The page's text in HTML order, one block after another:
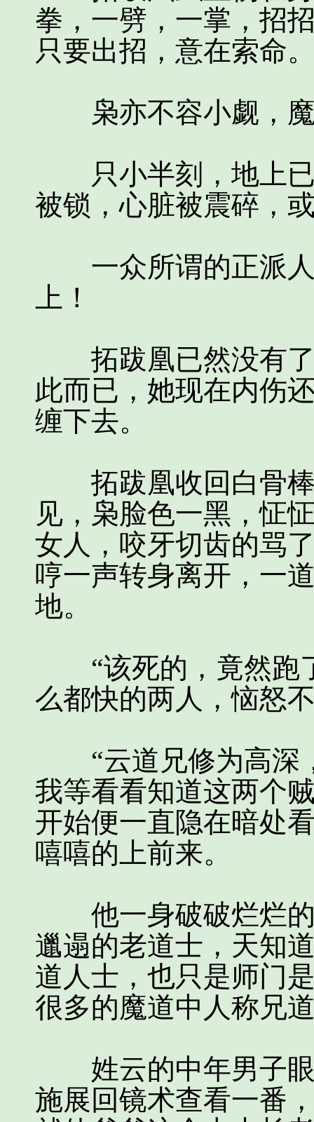
拳，一劈，一掌，招
只要出招，意在索命
枭亦不容小觑，魔
只小半刻，地上已
被锁，心脏被震碎，
一众所谓的正派人
上！
拓跋凰已然没有了
此而已，她现在内伤
缠下去。
拓跋凰收回白骨棒
见，枭脸色一黑，怔
女人，咬牙切齿的骂
哼一声转身离开，一
地。
“该死的，竟然跑
么都快的两人，恼怒
“云道兄修为高深
我等看看知道这两个
开始便一直隐在暗处
嘻嘻的上前来。
他一身破破烂烂的
邋遢的老道士，天知
道人士，也只是师门
很多的魔道中人称兄
姓云的中年男子眼
施展回镜术查看一番